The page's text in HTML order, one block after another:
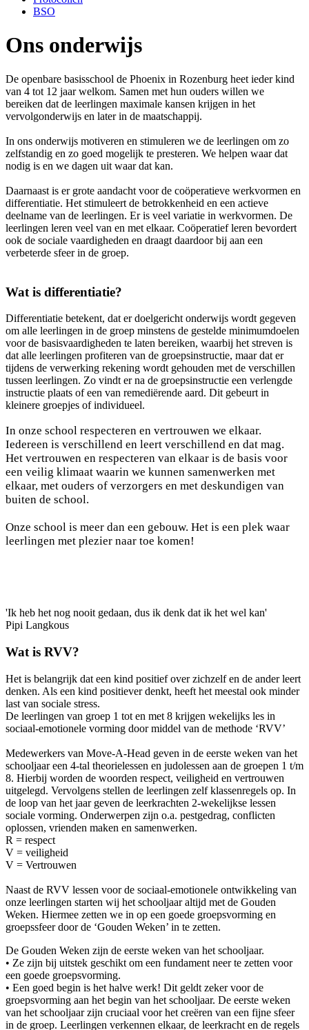
BSO
Ons onderwijs
De openbare basisschool de Phoenix in Rozenburg heet ieder kind
van 4 tot 12 jaar welkom. Samen met hun ouders willen we
bereiken dat de leerlingen maximale kansen krijgen in het
vervolgonderwijs en later in de maatschappij.
In ons onderwijs motiveren en stimuleren we de leerlingen om zo
zelfstandig en zo goed mogelijk te presteren. We helpen waar dat
nodig is en we dagen uit waar dat kan.
Daarnaast is er grote aandacht voor de coöperatieve werkvormen en
differentiatie. Het stimuleert de betrokkenheid en een actieve
deelname van de leerlingen. Er is veel variatie in werkvormen. De
leerlingen leren veel van en met elkaar. Coöperatief leren bevordert
ook de sociale vaardigheden en draagt daardoor bij aan een
verbeterde sfeer in de groep.
Wat is differentiatie?
Differentiatie betekent, dat er doelgericht onderwijs wordt gegeven
om alle leerlingen in de groep minstens de gestelde minimumdoelen
voor de basisvaardigheden te laten bereiken, waarbij het streven is
dat alle leerlingen profiteren van de groepsinstructie, maar dat er
tijdens de verwerking rekening wordt gehouden met de verschillen
tussen leerlingen. Zo vindt er na de groepsinstructie een verlengde
instructie plaats of een van remediërende aard. Dit gebeurt in
kleinere groepjes of individueel.
In onze school respecteren en vertrouwen we elkaar.
Iedereen is verschillend en leert verschillend en dat mag.
Het vertrouwen en respecteren van elkaar is de basis voor
een veilig klimaat waarin we kunnen samenwerken met
elkaar, met ouders of verzorgers en met deskundigen van
buiten de school.
Onze school is meer dan een gebouw. Het is een plek waar
leerlingen met plezier naar toe komen!
'Ik heb het nog nooit gedaan, dus ik denk dat ik het wel kan'
Pipi Langkous
Wat is RVV?
Het is belangrijk dat een kind positief over zichzelf en de ander leert
denken. Als een kind positiever denkt, heeft het meestal ook minder
last van sociale stress.
De leerlingen van groep 1 tot en met 8 krijgen wekelijks les in
sociaal-emotionele vorming door middel van de methode ‘RVV’
Medewerkers van Move-A-Head geven in de eerste weken van het
schooljaar een 4-tal theorielessen en judolessen aan de groepen 1 t/m
8. Hierbij worden de woorden respect, veiligheid en vertrouwen
uitgelegd. Vervolgens stellen de leerlingen zelf klassenregels op. In
de loop van het jaar geven de leerkrachten 2-wekelijkse lessen
sociale vorming. Onderwerpen zijn o.a. pestgedrag, conflicten
oplossen, vrienden maken en samenwerken.
R = respect
V = veiligheid
V = Vertrouwen
Naast de RVV lessen voor de sociaal-emotionele ontwikkeling van
onze leerlingen starten wij het schooljaar altijd met de Gouden
Weken. Hiermee zetten we in op een goede groepsvorming en
groepssfeer door de ‘Gouden Weken’ in te zetten.
De Gouden Weken zijn de eerste weken van het schooljaar.
• Ze zijn bij uitstek geschikt om een fundament neer te zetten voor
een goede groepsvorming.
• Een goed begin is het halve werk! Dit geldt zeker voor de
groepsvorming aan het begin van het schooljaar. De eerste weken
van het schooljaar zijn cruciaal voor het creëren van een fijne sfeer
in de groep. Leerlingen verkennen elkaar, de leerkracht en de regels